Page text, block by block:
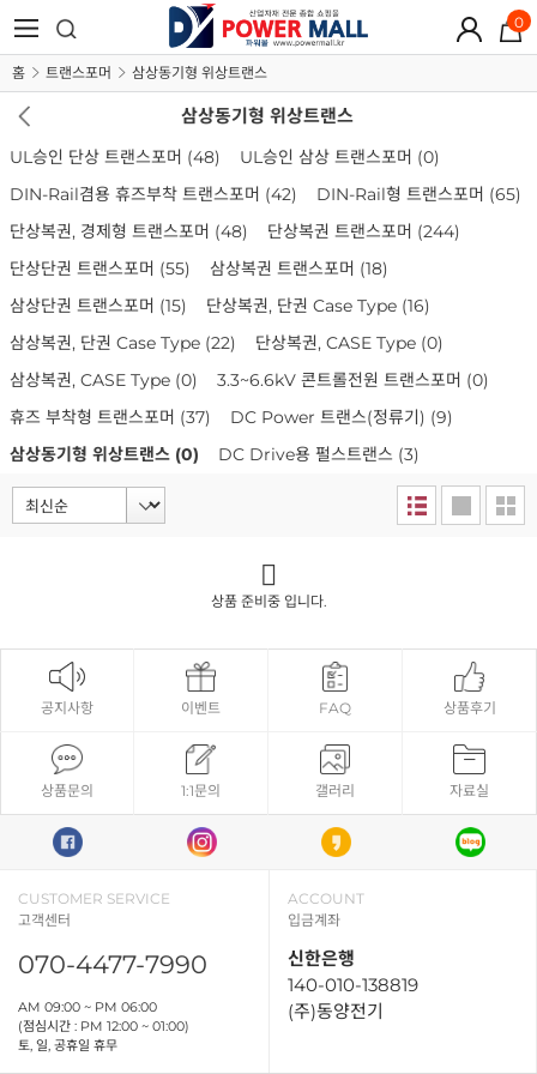
0
홈 트랜스포머 삼상동기형 위상트랜스
삼상동기형 위상트랜스
UL승인 단상 트랜스포머 (48) UL승인 삼상 트랜스포머 (0)
DIN-Rail겸용 휴즈부착 트랜스포머 (42) DIN-Rail형 트랜스포머 (65)
단상복권, 경제형 트랜스포머 (48) 단상복권 트랜스포머 (244)
단상단권 트랜스포머 (55) 삼상복권 트랜스포머 (18)
삼상단권 트랜스포머 (15) 단상복권, 단권 Case Type (16)
삼상복권, 단권 Case Type (22) 단상복권, CASE Type (0)
삼상복권, CASE Type (0) 3.3~6.6kV 콘트롤전원 트랜스포머 (0)
휴즈 부착형 트랜스포머 (37) DC Power 트랜스(정류기) (9)
삼상동기형 위상트랜스 (0) DC Drive용 펄스트랜스 (3)
상품 준비중 입니다.
공지사항 이벤트 FAQ 상품후기
상품문의 1:1문의 갤러리 자료실
CUSTOMER SERVICE
고객센터
070-4477-7990
AM 09:00 ~ PM 06:00
(점심시간 : PM 12:00 ~ 01:00)
토, 일, 공휴일 휴무
ACCOUNT
입금계좌
신한은행
140-010-138819
(주)동양전기